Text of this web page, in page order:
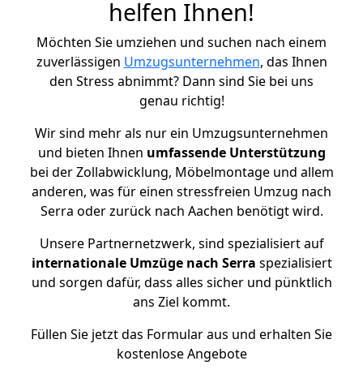
helfen Ihnen!
Möchten Sie umziehen und suchen nach einem
zuverlässigen Umzugsunternehmen, das Ihnen
den Stress abnimmt? Dann sind Sie bei uns
genau richtig!
Wir sind mehr als nur ein Umzugsunternehmen
und bieten Ihnen umfassende Unterstützung
bei der Zollabwicklung, Möbelmontage und allem
anderen, was für einen stressfreien Umzug nach
Serra oder zurück nach Aachen benötigt wird.
Unsere Partnernetzwerk, sind spezialisiert auf
internationale Umzüge nach Serra spezialisiert
und sorgen dafür, dass alles sicher und pünktlich
ans Ziel kommt.
Füllen Sie jetzt das Formular aus und erhalten Sie
kostenlose Angebote